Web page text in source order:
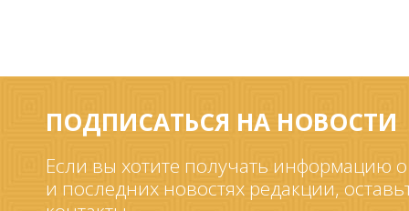
ПОДПИСАТЬСЯ НА НОВОСТИ
Если вы хотите получать информацию
и последних новостях редакции,